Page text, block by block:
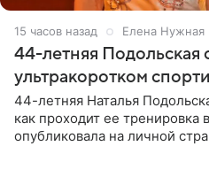
15 часов назад Елена Нужная
44-летняя Подольская
ультракоротком
44-летняя Наталья
как проходит ее тренировка
опубликовала на личной